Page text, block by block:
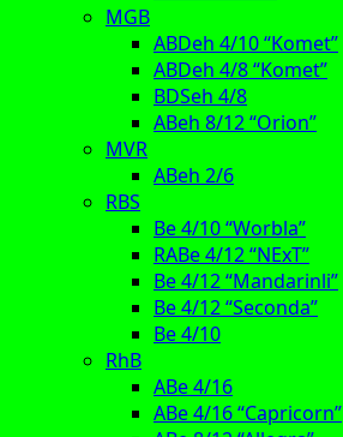
MGB
ABDeh 4/10 “Komet”
ABDeh 4/8 “Komet”
BDSeh 4/8
ABeh 8/12 “Orion”
MVR
ABeh 2/6
RBS
Be 4/10 “Worbla”
RABe 4/12 “NExT”
Be 4/12 “Mandarinli”
Be 4/12 “Seconda”
Be 4/10
RhB
ABe 4/16
ABe 4/16 “Capricorn”